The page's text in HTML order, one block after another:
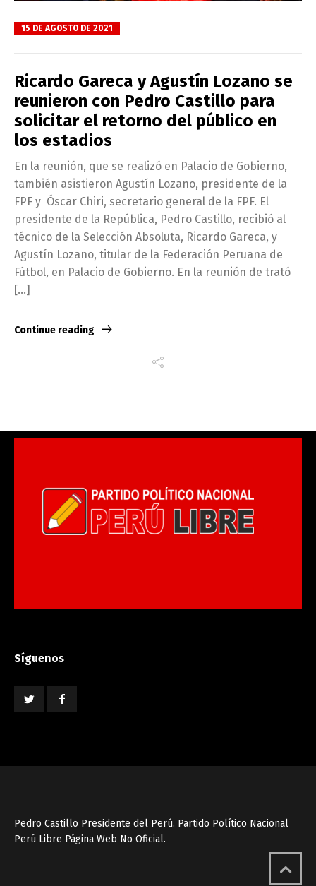
15 DE AGOSTO DE 2021
Ricardo Gareca y Agustín Lozano se
reunieron con Pedro Castillo para
solicitar el retorno del público en
los estadios
En la reunión, que se realizó en Palacio de Gobierno,
también asistieron Agustín Lozano, presidente de la
FPF y Óscar Chiri, secretario general de la FPF. El
presidente de la República, Pedro Castillo, recibió al
técnico de la Selección Absoluta, Ricardo Gareca, y
Agustín Lozano, titular de la Federación Peruana de
Fútbol, en Palacio de Gobierno. En la reunión de trató
[…]
Continue reading
Síguenos
Pedro Castillo Presidente del Perú. Partido Político Nacional
Perú Libre Página Web No Oficial.